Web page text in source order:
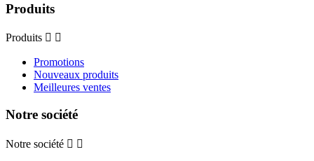
Produits
Produits  
Promotions
Nouveaux produits
Meilleures ventes
Notre société
Notre société  